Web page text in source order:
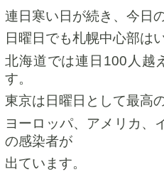
連日寒い日が続き、今日
日曜日でも札幌中心部は
北海道では連日100人越
す。
東京は日曜日として最高
ヨーロッパ、アメリカ、
の感染者が
出ています。